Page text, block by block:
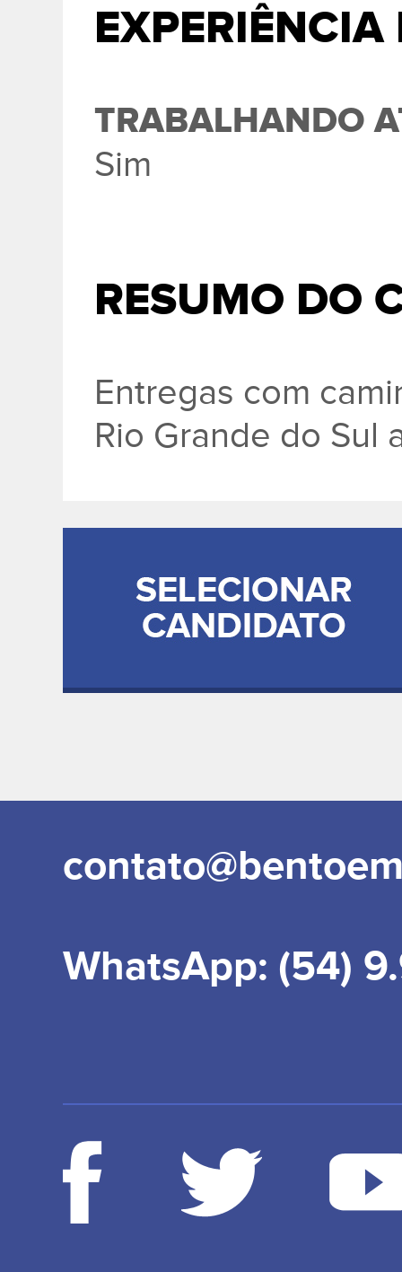
TRABALHANDO
Sim
RESUMO DO
Entregas com
Rio Grande do Sul
WhatsApp: (54)